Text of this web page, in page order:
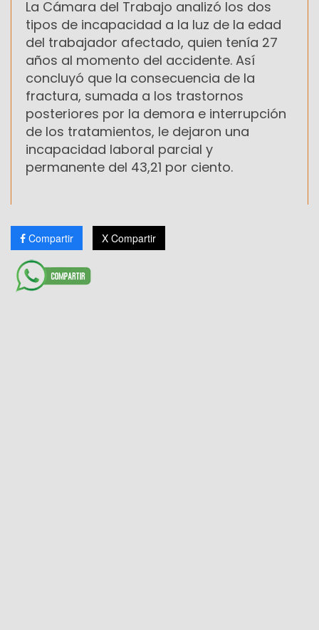
La Cámara del Trabajo analizó los dos
tipos de incapacidad a la luz de la edad
del trabajador afectado, quien tenía 27
años al momento del accidente. Así
concluyó que la consecuencia de la
fractura, sumada a los trastornos
posteriores por la demora e interrupción
de los tratamientos, le dejaron una
incapacidad laboral parcial y
permanente del 43,21 por ciento.
Compartir X Compartir